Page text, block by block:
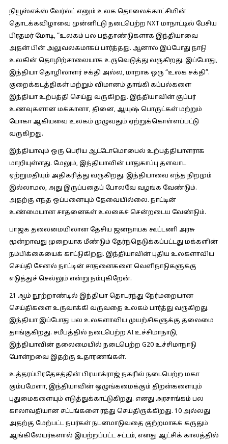
நியூஸ்எக்ஸ் வேர்ல்ட் எனும் உலக தொலைக்காட்சியின்
தொடக்கவிழாவை முன்னிட்டு நடைபெற்ற NXT மாநாட்டில் பேசிய
பிரதமர் மோடி, “உலகம் பல பத்தாண்டுகளாக இந்தியாவை
அதன் பின் அலுவலகமாகப் பார்த்தது. ஆனால் இப்போது நாடு
உலகின் தொழிற்சாலையாக உருவெடுத்து வருகிறது. இப்போது, ​​
இந்தியா தொழிலாளர் சக்தி அல்ல, மாறாக ஒரு “உலக சக்தி”.
குறைக்கடத்திகள் மற்றும் விமானம் தாங்கி கப்பல்களை
இந்தியா உற்பத்தி செய்து வருகிறது. இந்தியாவின் சூப்பர்
உணவுகளான மக்கானா, தினை, ஆயுஷ் பொருட்கள் மற்றும்
யோகா ஆகியவை உலகம் முழுவதும் ஏற்றுக்கொள்ளப்பட்டு
வருகிறது.
இந்தியாவும் ஒரு பெரிய ஆட்டோமொபைல் உற்பத்தியாளராக
மாறியுள்ளது. மேலும், இந்தியாவின் பாதுகாப்பு தளவாட
ஏற்றுமதியும் அதிகரித்து வருகிறது. இந்தியாவை எந்த நிறமும்
இல்லாமல், அது இருப்பதைப் போலவே வழங்க வேண்டும்.
அதற்கு எந்த ஒப்பனையும் தேவையில்லை. நாட்டின்
உண்மையான சாதனைகள் உலகைச் சென்றடைய வேண்டும்.
பாஜக தலைமையிலான தேசிய ஜனநாயக கூட்டணி அரசு
மூன்றாவது முறையாக மீண்டும் தேர்ந்தெடுக்கப்பட்டது மக்களின்
நம்பிக்கையைக் காட்டுகிறது. இந்தியாவின் புதிய உலகளாவிய
செய்தி சேனல் நாட்டின் சாதனைகளை வெளிநாடுகளுக்கு
எடுத்துச் செல்லும் என்று நம்புகிறேன்.
21 ஆம் நூற்றாண்டில் இந்தியா தொடர்ந்து நேர்மறையான
செய்திகளை உருவாக்கி வருவதை உலகம் பார்த்து வருகிறது.
இந்தியா இப்போது பல உலகளாவிய முயற்சிகளுக்கு தலைமை
தாங்குகிறது. சமீபத்தில் நடைபெற்ற AI உச்சிமாநாடு,
இந்தியாவின் தலைமையில் நடைபெற்ற G20 உச்சிமாநாடு
போன்றவை இதற்கு உதாரணங்கள்.
உத்தரப்பிரதேசத்தின் பிரயாக்ராஜ் நகரில் நடைபெற்ற மகா
கும்பமேளா, இந்தியாவின் ஒழுங்கமைக்கும் திறன்களையும்
புதுமைகளையும் எடுத்துக்காட்டுகிறது. எனது அரசாங்கம் பல
காலாவதியான சட்டங்களை ரத்து செய்திருக்கிறது. 10 அல்லது
அதற்கு மேற்பட்ட நபர்கள் நடனமாடுவதை குற்றமாகக் கருதும்
ஆங்கிலேயர்களால் இயற்றப்பட்ட சட்டம், எனது ஆட்சிக் காலத்தில்